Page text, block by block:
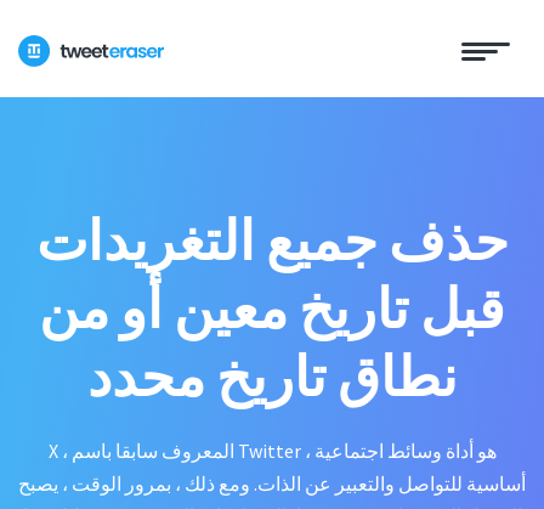
حذف جميع التغريدات
قبل تاريخ معين أو من
نطاق تاريخ محدد
X ، المعروف سابقا باسم Twitter ، هو أداة وسائط اجتماعية
أساسية للتواصل والتعبير عن الذات. ومع ذلك ، بمرور الوقت ، يصبح